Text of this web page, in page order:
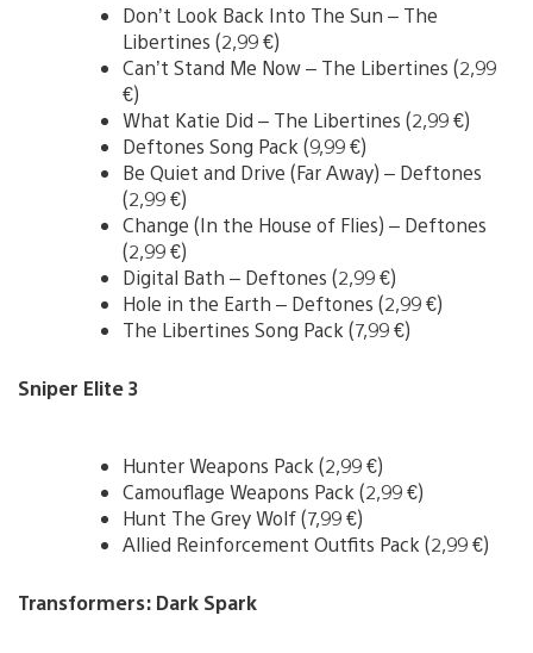
Don’t Look Back Into The Sun – The
Libertines (2,99 €)
Can’t Stand Me Now – The Libertines (2,99
€)
What Katie Did – The Libertines (2,99 €)
Deftones Song Pack (9,99 €)
Be Quiet and Drive (Far Away) – Deftones
(2,99 €)
Change (In the House of Flies) – Deftones
(2,99 €)
Digital Bath – Deftones (2,99 €)
Hole in the Earth – Deftones (2,99 €)
The Libertines Song Pack (7,99 €)
Sniper Elite 3
Hunter Weapons Pack (2,99 €)
Camouflage Weapons Pack (2,99 €)
Hunt The Grey Wolf (7,99 €)
Allied Reinforcement Outfits Pack (2,99 €)
Transformers: Dark Spark